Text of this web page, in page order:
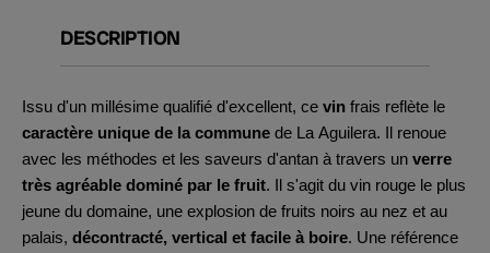
DESCRIPTION
Issu d'un millésime qualifié d'excellent, ce vin frais reflète le
caractère unique de la commune de La Aguilera. Il renoue
avec les méthodes et les saveurs d'antan à travers un verre
très agréable dominé par le fruit. Il s'agit du vin rouge le plus
jeune du domaine, une explosion de fruits noirs au nez et au
palais, décontracté, vertical et facile à boire. Une référence